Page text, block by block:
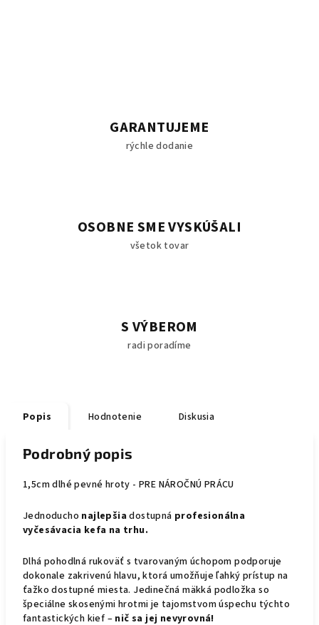
GARANTUJEME
rýchle dodanie
OSOBNE SME VYSKÚŠALI
všetok tovar
S VÝBEROM
radi poradíme
Popis Hodnotenie Diskusia
Podrobný popis
1,5cm dlhé pevné hroty - PRE NÁROČNÚ PRÁCU
Jednoducho najlepšia dostupná profesionálna
vyčesávacia kefa na trhu.
Dlhá pohodlná rukoväť s tvarovaným úchopom podporuje
dokonale zakrivenú hlavu, ktorá umožňuje ľahký prístup na
ťažko dostupné miesta. Jedinečná mäkká podložka so
špeciálne skosenými hrotmi je tajomstvom úspechu týchto
fantastických kief – nič sa jej nevyrovná!